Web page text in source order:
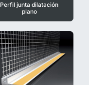
Perfil junta dilatación
plano